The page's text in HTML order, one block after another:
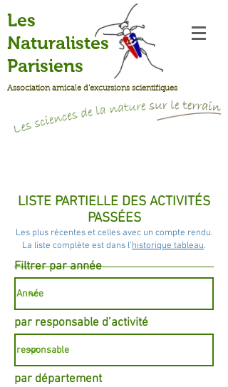
Les
Naturalistes
Parisiens
Association amicale d’excursions scientifiques
LISTE PARTIELLE DES ACTIVITÉS
PASSÉES
Les plus récentes et celles avec un compte rendu.
La liste complète est dans l’historique tableau.
Filtrer par année
par responsable d’activité
par département